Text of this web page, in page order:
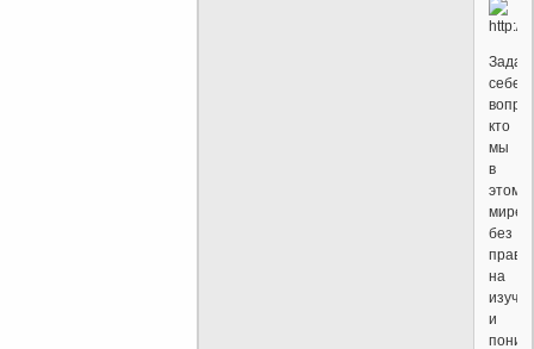
себе
кто
мы
в
этом
мире
без
права
на
и